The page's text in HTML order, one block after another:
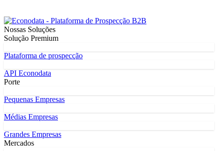
Nossas Soluções
Solução Premium
Plataforma de prospecção
API Econodata
Porte
Pequenas Empresas
Médias Empresas
Grandes Empresas
Mercados